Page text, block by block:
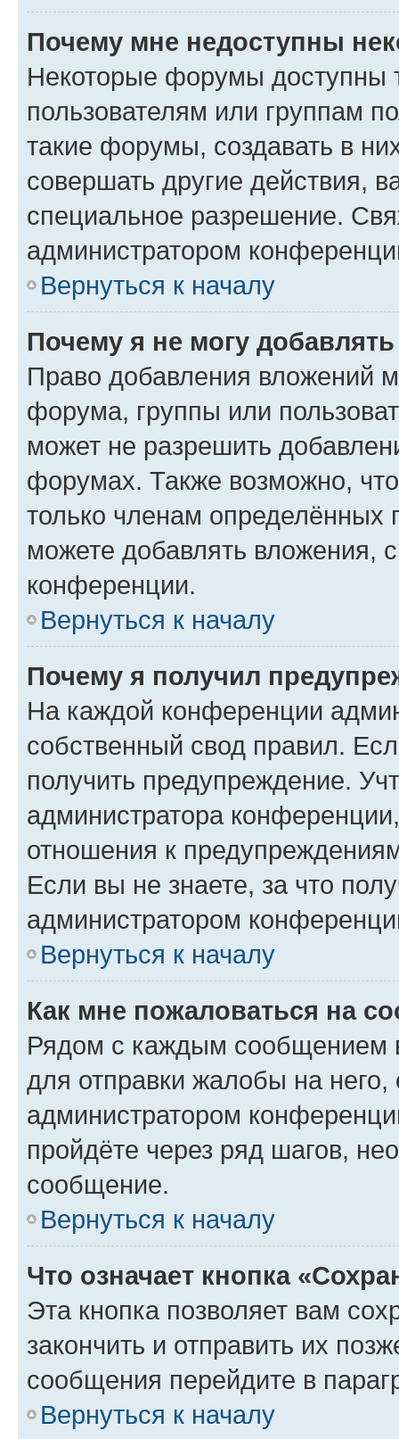
Почему мне недоступны
Некоторые форумы доступны
пользователям или группам
такие форумы, создавать в
совершать другие действия,
специальное разрешение.
администратором
Вернуться к началу
Почему я не могу
Право добавления вложений
форума, группы или
может не разрешить
форумах. Также возможно,
только членам определённых
можете добавлять вложения,
конференции.
Вернуться к началу
Почему я получил
На каждой конференции
собственный свод правил.
получить предупреждение.
администратора
отношения к
Если вы не знаете, за что
администратором
Вернуться к началу
Как мне пожаловаться на
Рядом с каждым сообщением
для отправки жалобы на
администратором
пройдёте через ряд шагов,
сообщение.
Вернуться к началу
Что означает кнопка
Эта кнопка позволяет вам
закончить и отправить их
сообщения перейдите в
Вернуться к началу